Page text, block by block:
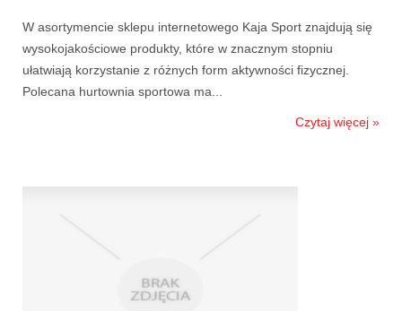
W asortymencie sklepu internetowego Kaja Sport znajdują się
wysokojakościowe produkty, które w znacznym stopniu
ułatwiają korzystanie z różnych form aktywności fizycznej.
Polecana hurtownia sportowa ma...
Czytaj więcej »